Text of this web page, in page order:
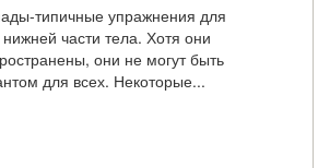
части тела. Хотя они
они не могут быть
для всех. Некоторые...